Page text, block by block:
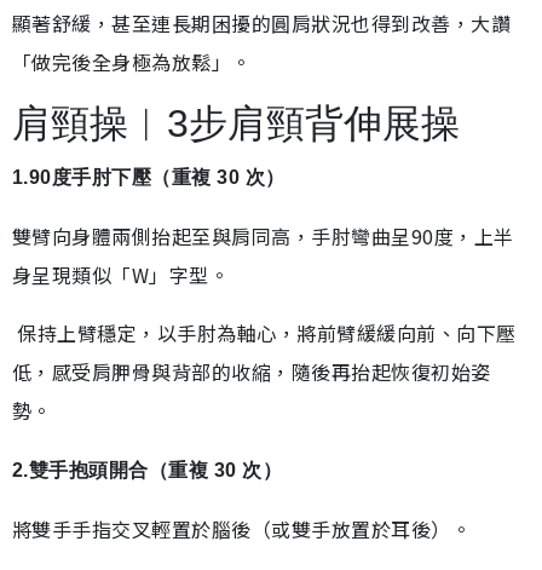
顯著舒緩，甚至連長期困擾的圓肩狀況也得到改善，大讚
「做完後全身極為放鬆」。
肩頸操︱3步肩頸背伸展操
1.90度手肘下壓（重複 30 次）
雙臂向身體兩側抬起至與肩同高，手肘彎曲呈90度，上半
身呈現類似「W」字型。
保持上臂穩定，以手肘為軸心，將前臂緩緩向前、向下壓
低，感受肩胛骨與背部的收縮，隨後再抬起恢復初始姿
勢。
2.雙手抱頭開合（重複 30 次）
將雙手手指交叉輕置於腦後（或雙手放置於耳後）。